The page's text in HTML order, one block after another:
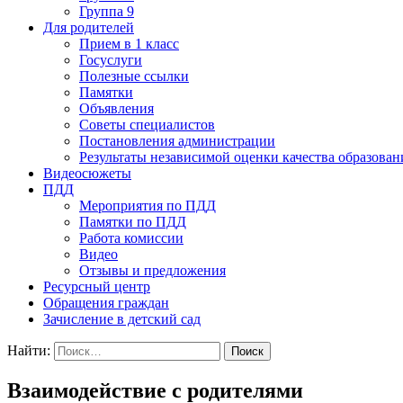
Группа 9
Для родителей
Прием в 1 класс
Госуслуги
Полезные ссылки
Памятки
Объявления
Советы специалистов
Постановления администрации
Результаты независимой оценки качества
Видеосюжеты
ПДД
Мероприятия по ПДД
Памятки по ПДД
Работа комиссии
Видео
Отзывы и предложения
Ресурсный центр
Обращения граждан
Зачисление в детский сад
Найти:
Взаимодействие с родителями